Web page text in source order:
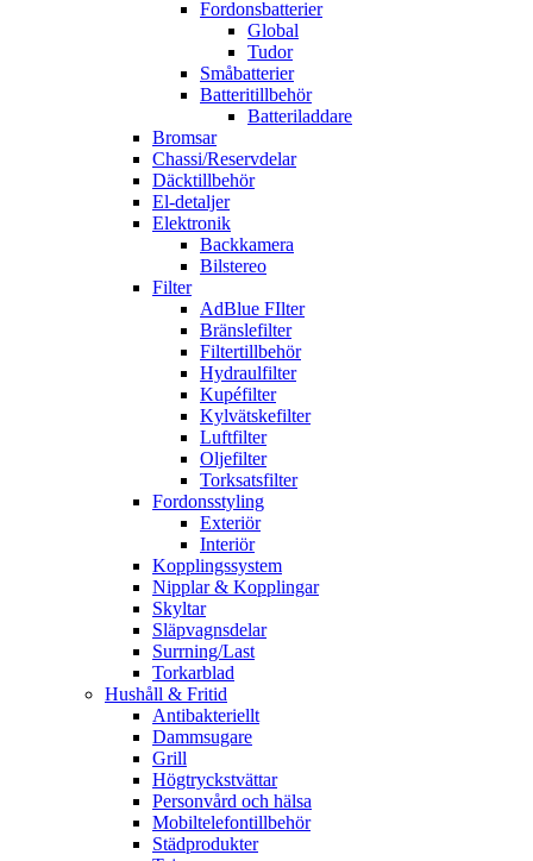
Fordonsbatterier
Global
Tudor
Småbatterier
Batteritillbehör
Batteriladdare
Bromsar
Chassi/Reservdelar
Däcktillbehör
El-detaljer
Elektronik
Backkamera
Bilstereo
Filter
AdBlue FIlter
Bränslefilter
Filtertillbehör
Hydraulfilter
Kupéfilter
Kylvätskefilter
Luftfilter
Oljefilter
Torksatsfilter
Fordonsstyling
Exteriör
Interiör
Kopplingssystem
Nipplar & Kopplingar
Skyltar
Släpvagnsdelar
Surrning/Last
Torkarblad
Hushåll & Fritid
Antibakteriellt​
Dammsugare
Grill
Högtryckstvättar
Personvård och hälsa
Mobiltelefontillbehör
Städprodukter